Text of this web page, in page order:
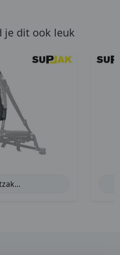
je dit ook leuk